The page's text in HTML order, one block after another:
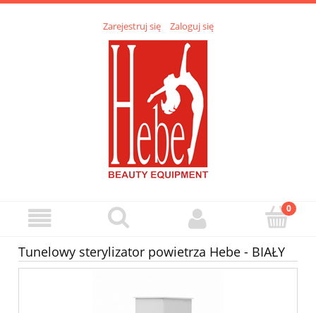
Zarejestruj się Zaloguj się
Tunelowy sterylizator powietrza Hebe - BIAŁY